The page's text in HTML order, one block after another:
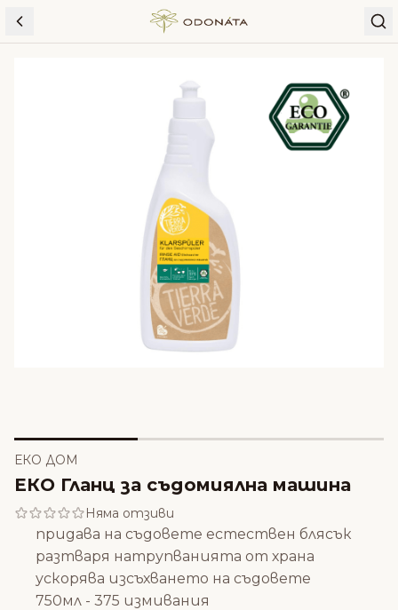
Skip to content
ЕКО ДОМ
EКО Гланц за съдомиялна машина
Няма отзиви
придава на съдовете естествен блясък
разтваря натрупванията от храна
ускорява изсъхването на съдовете
750мл - 375 измивания